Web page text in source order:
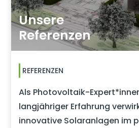
Unsere
Referenzen
REFERENZEN
Als Photovoltaik-
langjähriger Erfahrung
innovative Solaranlagen im